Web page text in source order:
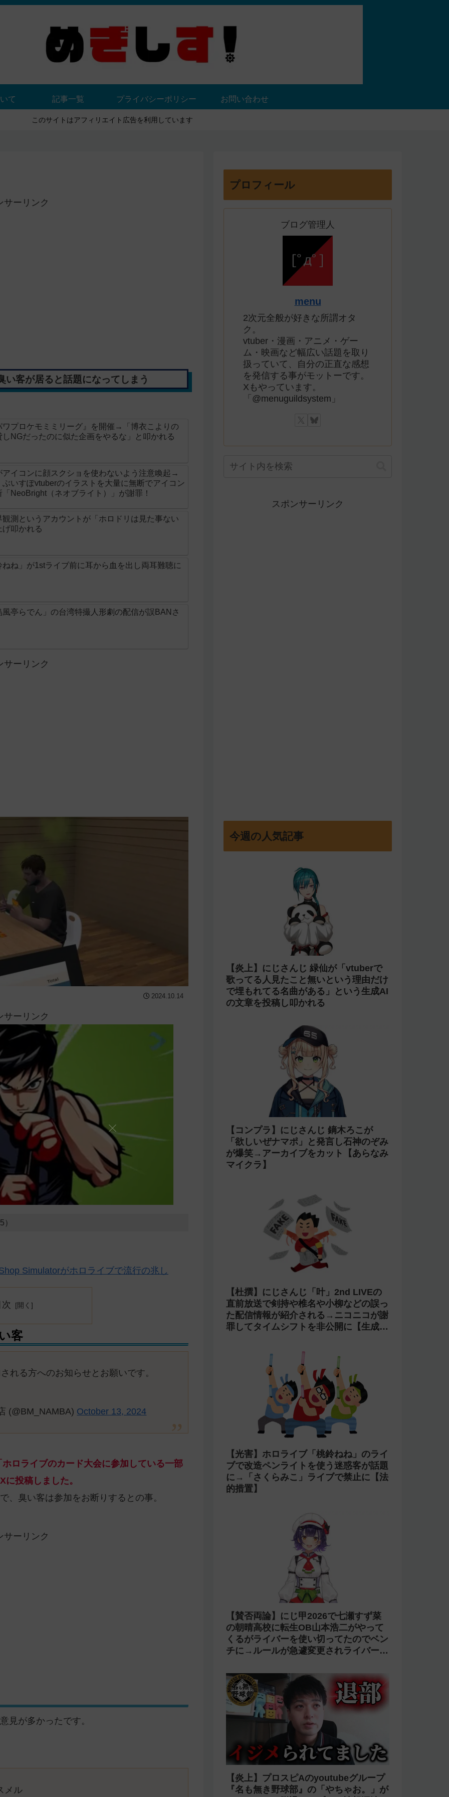
て 記事一覧 プライバシーポリシー お問い合わせ
このサイトはアフィリエイト広告を利用しています
サーリンク
客が居ると話題になってしまう
プロケモミミリーグ』を開催→「博衣こよりの
NGだったのに似た企画をやるな」と叩かれる
イコンに顔スクショを使わないよう注意喚起→
いすぽvtuberのイラストを大量に無断でアイコン
NeoBright（ネオブライト）」が謝罪！
測というアカウントが「ホロドリは見た事ない
叩かれる
ね」が1stライブ前に耳から血を出し両耳難聴に
亭らでん」の台湾特撮人形劇の配信が誤BANさ
サーリンク
2024.10.14
サーリンク
Simulatorがホロライブで流行の兆し
客
れる方へのお知らせとお願いです。
(@BM_NAMBA) October 13, 2024
ホロライブのカード大会に参加している一部
投稿しました。
、臭い客は参加をお断りするとの事。
サーリンク
見が多かったです。
メル
プロフィール
ブログ管理人
menu
2次元全般が好きな所謂オタ
ク。
vtuber・漫画・アニメ・ゲー
ム・映画など幅広い話題を取り
扱っていて、自分の正直な感想
を発信する事がモットーです。
Xもやっています。
「@menuguildsystem」
スポンサーリンク
今週の人気記事
【炎上】にじさんじ 緑仙が「vtuberで
歌ってる人見たこと無いという理由だけ
で埋もれてる名曲がある」という生成AI
の文章を投稿し叩かれる
【コンプラ】にじさんじ 鏑木ろこが
「欲しいぜナマポ」と発言し石神のぞみ
が爆笑→アーカイブをカット【あらなみ
マイクラ】
【杜撰】にじさんじ「叶」2nd LIVEの
直前放送で剣持や椎名や小柳などの誤っ
た配信情報が紹介される→ニコニコが謝
罪してタイムシフトを非公開に【生成
【光害】ホロライブ「桃鈴ねね」のライ
ブで改造ペンライトを使う迷惑客が話題
に→「さくらみこ」ライブで禁止に【法
的措置】
【賛否両論】にじ甲2026で七瀬すず菜
の朝晴高校に転生OB山本浩二がやって
くるがライバーを使い切ってたのでベン
チに→ルールが急遽変更されライバーの
【炎上】プロスピAのyoutubeグループ
『名も無き野球部』の「やちゃお。」が